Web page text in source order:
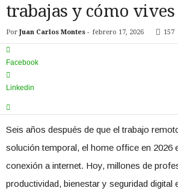
trabajas y cómo vives
Por Juan Carlos Montes - febrero 17, 2026 157
Facebook
Linkedin
Seis años después de que el trabajo
solución temporal, el home office en 2026
conexión a internet. Hoy, millones de
productividad, bienestar y seguridad digital